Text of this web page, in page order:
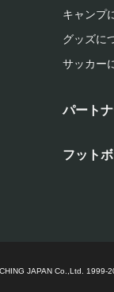
キャンプ
グッズに
サッカー
パート
フット
JAPAN Co.,Ltd. 1999-